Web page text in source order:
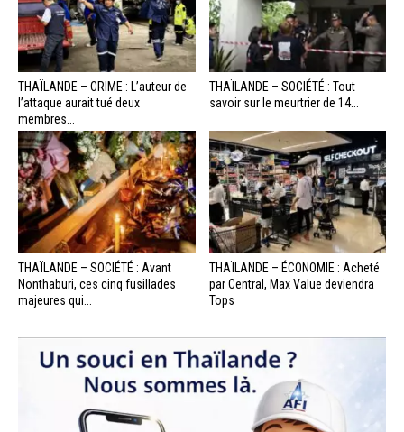
THAÏLANDE – CRIME : L’auteur de
l’attaque aurait tué deux
membres...
THAÏLANDE – SOCIÉTÉ : Tout
savoir sur le meurtrier de 14...
THAÏLANDE – SOCIÉTÉ : Avant
Nonthaburi, ces cinq fusillades
majeures qui...
THAÏLANDE – ÉCONOMIE : Acheté
par Central, Max Value deviendra
Tops